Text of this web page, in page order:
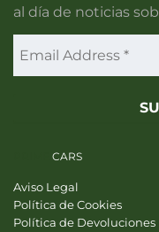
al día de noticias
CARS
Aviso Legal
Política de Cookies
Política de Devoluciones